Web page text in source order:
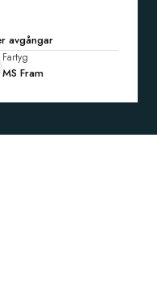
avgångar
Fartyg
MS Fram